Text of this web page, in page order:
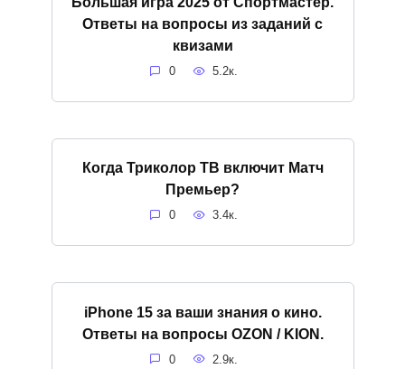
Ответы на вопросы из заданий с
квизами
0 5.2к.
Когда Триколор ТВ включит Матч
Премьер?
0 3.4к.
iPhone 15 за ваши знания о кино.
Ответы на вопросы OZON / KION.
0 2.9к.